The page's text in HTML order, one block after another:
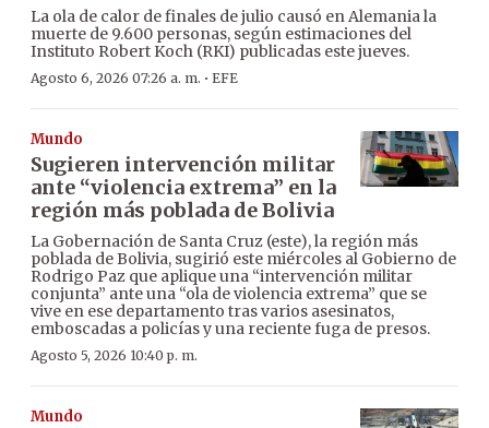
La ola de calor de finales de julio causó en Alemania la
muerte de 9.600 personas, según estimaciones del
Instituto Robert Koch (RKI) publicadas este jueves.
Agosto 6, 2026 07:26 a. m. · EFE
Mundo
Sugieren intervención militar
ante “violencia extrema” en la
región más poblada de Bolivia
La Gobernación de Santa Cruz (este), la región más
poblada de Bolivia, sugirió este miércoles al Gobierno de
Rodrigo Paz que aplique una “intervención militar
conjunta” ante una “ola de violencia extrema” que se
vive en ese departamento tras varios asesinatos,
emboscadas a policías y una reciente fuga de presos.
Agosto 5, 2026 10:40 p. m.
Mundo